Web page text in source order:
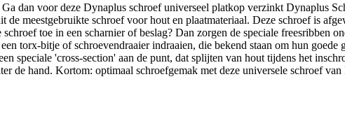
dan voor deze Dynaplus schroef universeel platkop verzinkt Dynaplus
meestgebruikte schroef voor hout en plaatmateriaal. Deze schroef is
toe in een scharnier of beslag? Dan zorgen de speciale freesribben
torx-bitje of schroevendraaier indraaien, die bekend staan om hun
speciale 'cross-section' aan de punt, dat splijten van hout tijdens het
de hand. Kortom: optimaal schroefgemak met deze universele schroef